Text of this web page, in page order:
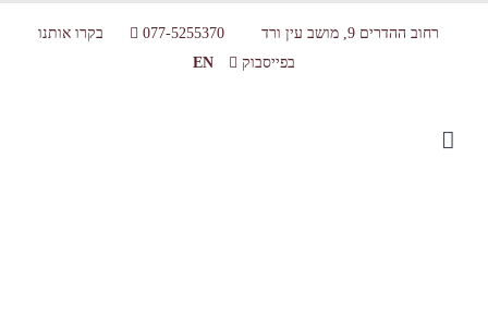
רחוב ההדרים 9, מושב עין ורד 077-5255370
בקרו אותנו
בפייסבוק
EN